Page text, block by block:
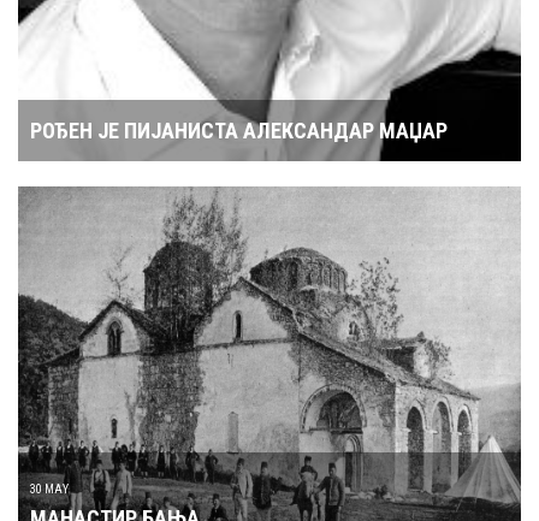
РОЂЕН ЈЕ ПИЈАНИСТА АЛЕКСАНДАР МАЏАР
30 MAY